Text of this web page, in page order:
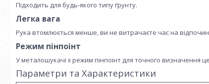
Підходить для будь-якого типу ґрунту.
Легка вага
Рука втомлюється менше, ви не витрачаєте час на
Режим пінпоінт
У металошукачі є режим пінпоінт для точного визначення
Параметри та Характеристики